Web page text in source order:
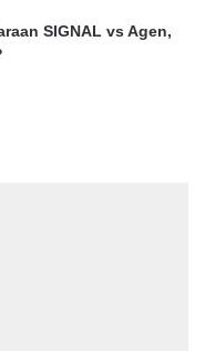
SIGNAL vs Agen,